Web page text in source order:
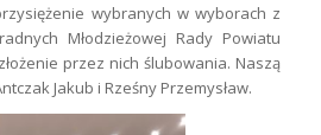
wybranych w wyborach z
Młodzieżowej Rady Powiatu
przez nich ślubowania. Naszą
Jakub i Rześny Przemysław.